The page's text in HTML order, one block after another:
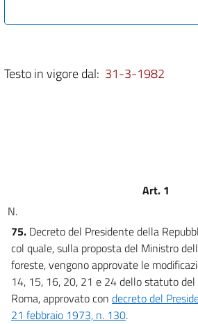
Testo in vigore dal: 31-3-1982
Art. 1
N.
75. Decreto del Presidente della
col quale, sulla proposta del Ministro
foreste, vengono approvate le
14, 15, 16, 20, 21 e 24 dello statuto del
Roma, approvato con decreto del
21 febbraio 1973, n. 130.